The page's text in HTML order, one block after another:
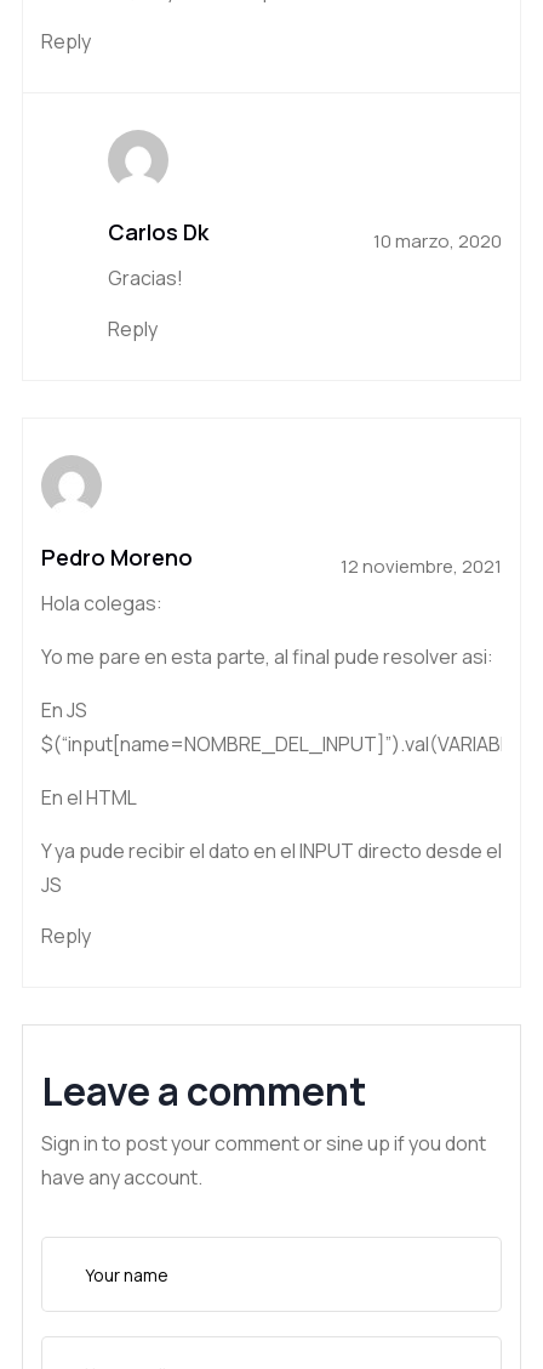
Reply
Carlos Dk 10 marzo, 2020
Gracias!
Reply
Pedro Moreno 12 noviembre, 2021
Hola colegas:
Yo me pare en esta parte, al final pude resolver asi:
En JS
$(“input[name=NOMBRE_DEL_INPUT]”).val(VARIABLE);
En el HTML
Y ya pude recibir el dato en el INPUT directo desde el
JS
Reply
Leave a comment
Sign in to post your comment or sine up if you dont
have any account.